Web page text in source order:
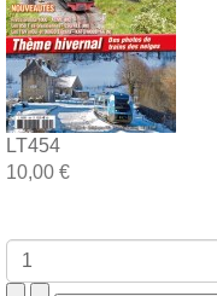
LT454
10,00 €